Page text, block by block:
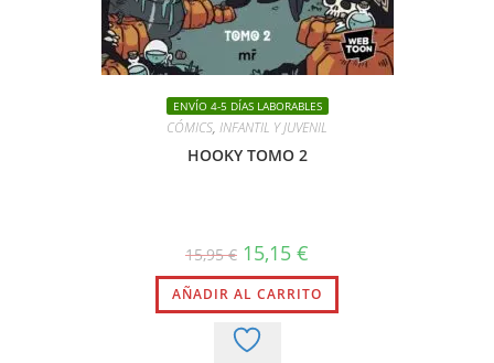
ENVÍO 4-5 DÍAS LABORABLES
CÓMICS, INFANTIL Y JUVENIL
HOOKY TOMO 2
15,95€ El
precio
original
era:
15,95 €.
15,15 €
actual
es:
15,15 €.
AÑADIR AL CARRITO